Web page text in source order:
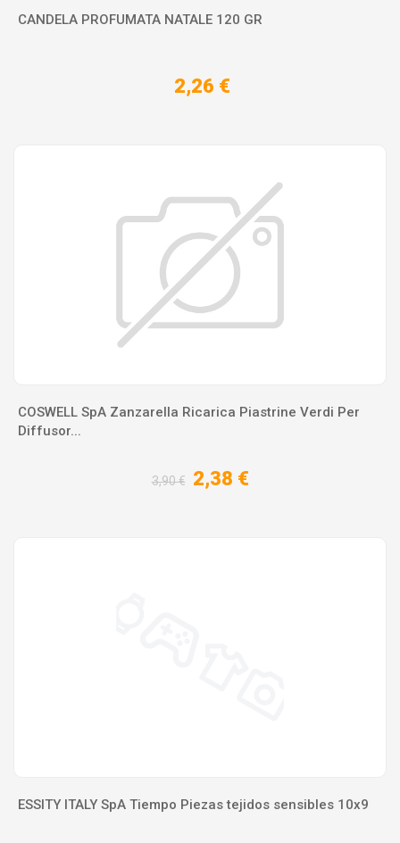
CANDELA PROFUMATA NATALE 120 GR
2,26 €
COSWELL SpA Zanzarella Ricarica Piastrine Verdi Per
Diffusor...
3,90 € 2,38 €
ESSITY ITALY SpA Tiempo Piezas tejidos sensibles 10x9